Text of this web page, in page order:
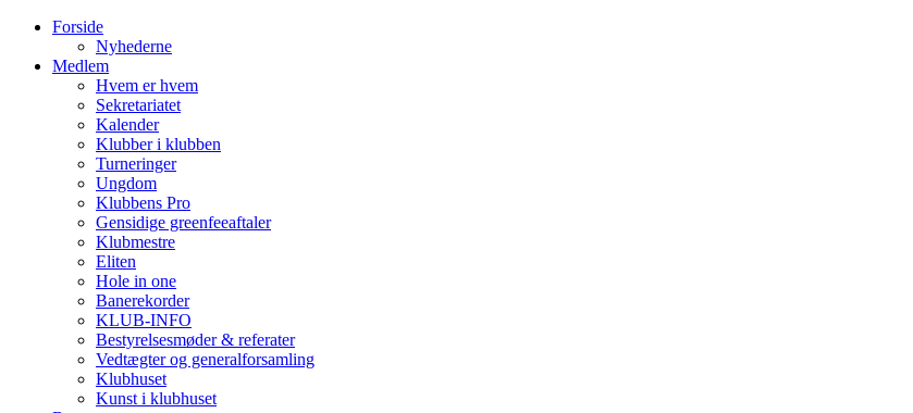
Forside
Nyhederne
Medlem
Hvem er hvem
Sekretariatet
Kalender
Klubber i klubben
Turneringer
Ungdom
Klubbens Pro
Gensidige greenfeeaftaler
Klubmestre
Eliten
Hole in one
Banerekorder
KLUB-INFO
Bestyrelsesmøder & referater
Vedtægter og generalforsamling
Klubhuset
Kunst i klubhuset